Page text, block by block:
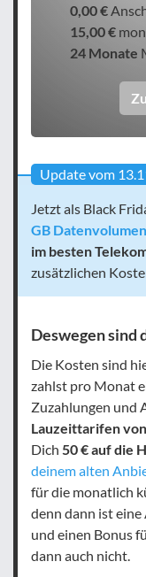
0,00 €
15,00 €
24 Monate
Update vom
Jetzt als Black
GB
im besten
zusätzlichen
Deswegen sind
Die Kosten sind
zahlst pro Monat
Zuzahlungen und
Lauzeittarifen
Dich 50 € auf die
deinem alten
für die monatlich
denn dann ist
und einen Bonus
dann auch nicht.